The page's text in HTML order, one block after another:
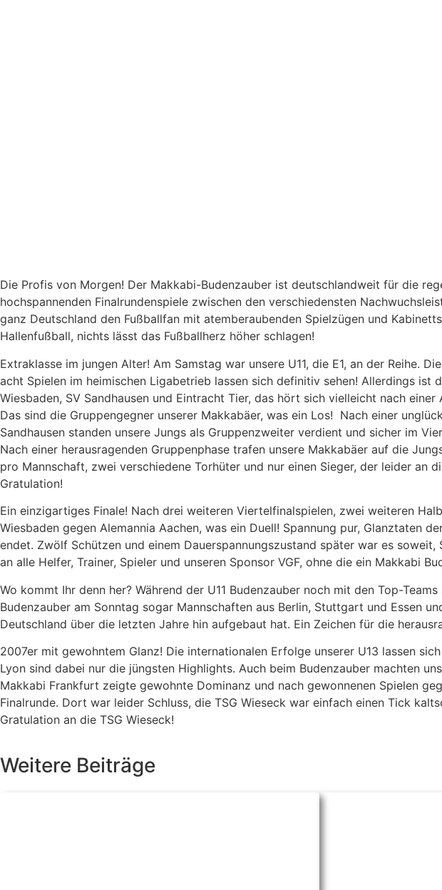
Die Profis von Morgen! Der Makkabi-Budenzauber ist deutschlandweit für die
hochspannenden Finalrundenspiele zwischen den verschiedensten
ganz Deutschland den Fußballfan mit atemberaubenden Spielzügen und
Hallenfußball, nichts lässt das Fußballherz höher schlagen!
Extraklasse im jungen Alter! Am Samstag war unsere U11, die E1, an der Reihe.
acht Spielen im heimischen Ligabetrieb lassen sich definitiv sehen! Allerdings ist
Wiesbaden, SV Sandhausen und Eintracht Tier, das hört sich vielleicht nach
Das sind die Gruppengegner unserer Makkabäer, was ein Los! Nach einer
Sandhausen standen unsere Jungs als Gruppenzweiter verdient und sicher im
Nach einer herausragenden Gruppenphase trafen unsere Makkabäer auf die
pro Mannschaft, zwei verschiedene Torhüter und nur einen Sieger, der leider an
Gratulation!
Ein einzigartiges Finale! Nach drei weiteren Viertelfinalspielen, zwei weiteren
Wiesbaden gegen Alemannia Aachen, was ein Duell! Spannung pur, Glanztaten
endet. Zwölf Schützen und einem Dauerspannungszustand später war es
an alle Helfer, Trainer, Spieler und unseren Sponsor VGF, ohne die ein Makkabi
Wo kommt Ihr denn her? Während der U11 Budenzauber noch mit den Top-
Budenzauber am Sonntag sogar Mannschaften aus Berlin, Stuttgart und Essen
Deutschland über die letzten Jahre hin aufgebaut hat. Ein Zeichen für die
2007er mit gewohntem Glanz! Die internationalen Erfolge unserer U13 lassen
Lyon sind dabei nur die jüngsten Highlights. Auch beim Budenzauber machten
Makkabi Frankfurt zeigte gewohnte Dominanz und nach gewonnenen Spielen
Finalrunde. Dort war leider Schluss, die TSG Wieseck war einfach einen Tick
Gratulation an die TSG Wieseck!
Weitere Beiträge